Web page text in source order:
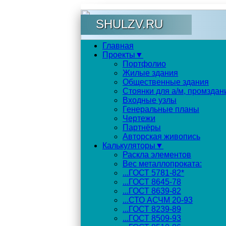
SHULZV.RU
Главная
Проекты▼
Портфолио
Жилые здания
Общественные здания
Стоянки для а/м,
Входные узлы
Генеральные планы
Чертежи
Партнёры
Авторская живопись
Калькуляторы▼
Раскла элементов
Вес металлопроката:
...ГОСТ 5781-82*
...ГОСТ 8645-78
...ГОСТ 8639-82
...СТО АСЧМ 20-93
...ГОСТ 8239-89
...ГОСТ 8509-93